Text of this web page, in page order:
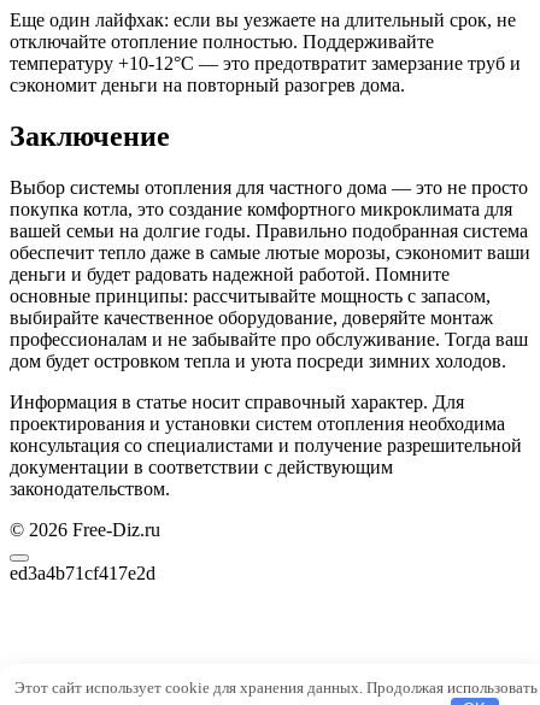
Еще один лайфхак: если вы уезжаете на длительный срок, не
отключайте отопление полностью. Поддерживайте
температуру +10-12°C — это предотвратит замерзание труб и
сэкономит деньги на повторный разогрев дома.
Заключение
Выбор системы отопления для частного дома — это не просто
покупка котла, это создание комфортного микроклимата для
вашей семьи на долгие годы. Правильно подобранная система
обеспечит тепло даже в самые лютые морозы, сэкономит ваши
деньги и будет радовать надежной работой. Помните
основные принципы: рассчитывайте мощность с запасом,
выбирайте качественное оборудование, доверяйте монтаж
профессионалам и не забывайте про обслуживание. Тогда ваш
дом будет островком тепла и уюта посреди зимних холодов.
Информация в статье носит справочный характер. Для
проектирования и установки систем отопления необходима
консультация со специалистами и получение разрешительной
документации в соответствии с действующим
законодательством.
© 2026 Free-Diz.ru
ed3a4b71cf417e2d
Этот сайт использует cookie для хранения данных. Продолжая использовать